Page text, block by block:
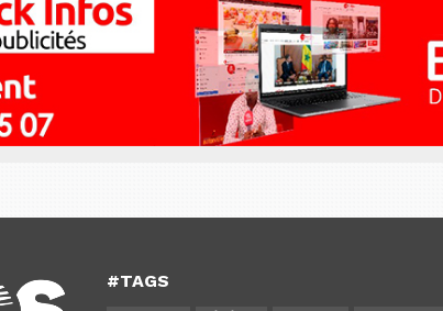
#TAGS